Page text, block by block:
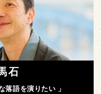
石
落語を演りたい 」